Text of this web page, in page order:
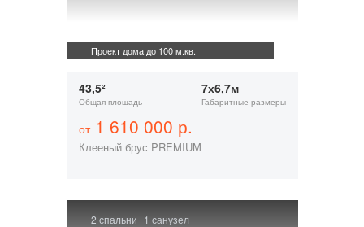
Проект дома до 100 м.кв.
43,5²
Общая площадь
7х6,7м
Габаритные размеры
от1 610 000 р.
Клееный брус PREMIUM
2 спальни 1 санузел